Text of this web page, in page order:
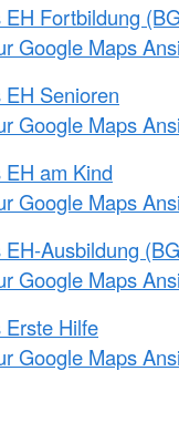
Fortbildung
Google Maps
Senioren
Google Maps
am Kind
Google Maps
Ausbildung
Google Maps
Erste Hilfe
Google Maps